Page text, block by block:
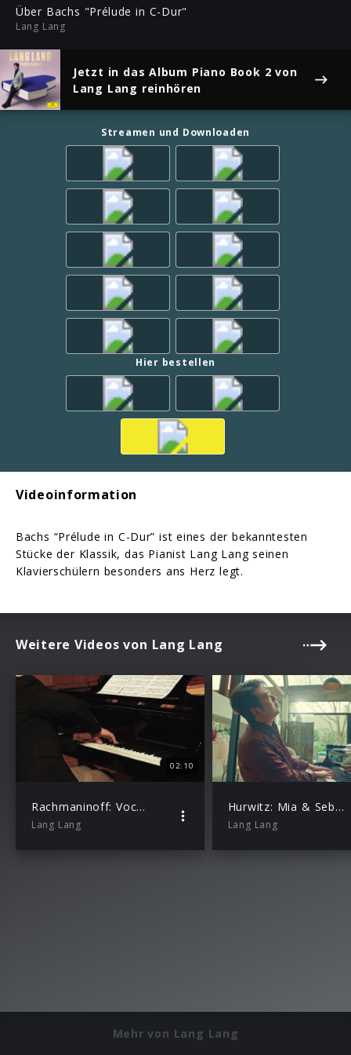
Über Bachs "Prélude in C-Dur"
Lang Lang
Jetzt in das Album Piano Book 2 von
Lang Lang reinhören
Streamen und Downloaden
Hier bestellen
Videoinformation
Bachs “Prélude in C-Dur” ist eines der bekanntesten
Stücke der Klassik, das Pianist Lang Lang seinen
Klavierschülern besonders ans Herz legt.
Weitere Videos von Lang Lang
02:10
Rachmaninoff: Vocalise Op. 34 No. 14 (Excerpt)
Lang Lang
Hurwitz: Mia & Sebastian’s Theme (From “La La Land”, arr. Kerber for Solo Piano)
Lang Lang
Mehr von Lang Lang